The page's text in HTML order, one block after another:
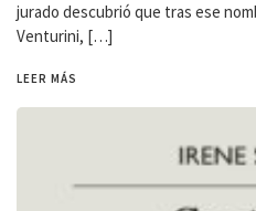
jurado descubrió que tras ese
Venturini, […]
LEER MÁS